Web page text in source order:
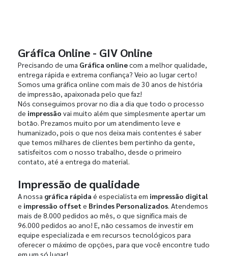
Gráfica Online - GIV Online
Precisando de uma Gráfica onlinecom a melhor qualidade,
entrega rápida e extrema confiança? Veio ao lugar certo!
Somos uma gráfica online com mais de 30 anos de história
de impressão, apaixonada pelo que faz!
Nós conseguimos provar no dia a dia que todo o processo
de impressão vai muito além que simplesmente apertar um
botão. Prezamos muito por um atendimento leve e
humanizado, pois o que nos deixa mais contentes é saber
que temos milhares de clientes bem pertinho da gente,
satisfeitos com o nosso trabalho, desde o primeiro
contato, até a entrega do material.
Impressão de qualidade
A nossa gráfica rápida é especialista em impressão digital
e impressão offset e Brindes Personalizados. Atendemos
mais de 8.000 pedidos ao mês, o que significa mais de
96.000 pedidos ao ano! E, não cessamos de investir em
equipe especializada e em recursos tecnológicos para
oferecer o máximo de opções, para que você encontre tudo
em um só lugar!